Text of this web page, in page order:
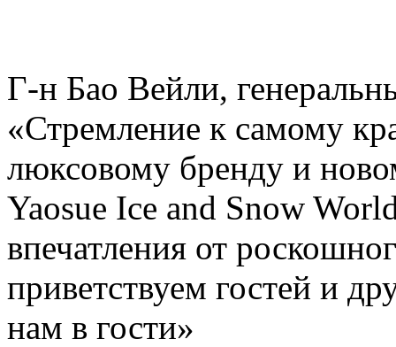
Г-н Бао Вейли,
«Стремление к самому
люксовому бренду и
Yaosue Ice and Snow
впечатления от
приветствуем гостей и
нам в гости»